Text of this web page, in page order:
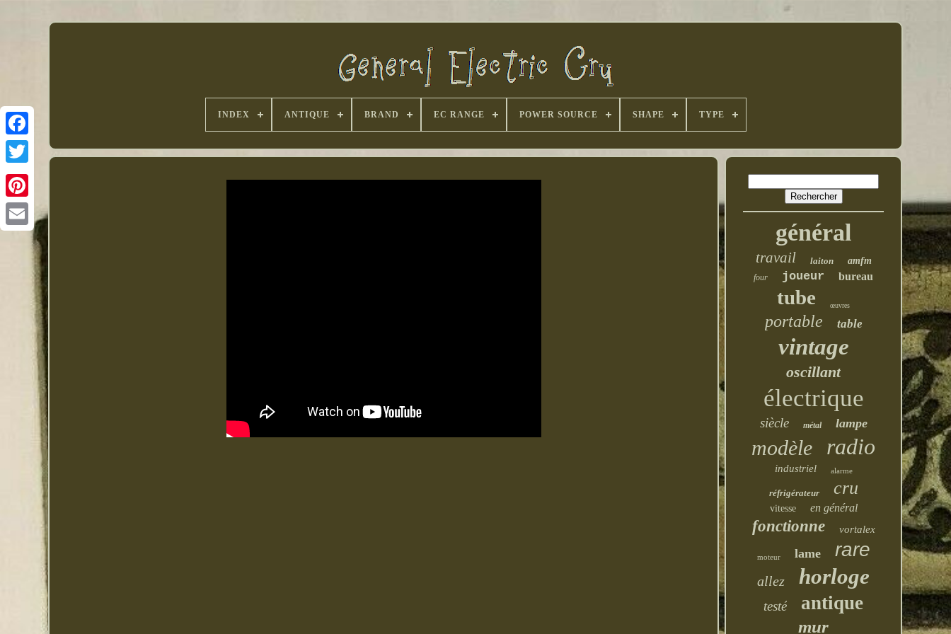
INDEX ANTIQUE BRAND EC RANGE POWER SOURCE SHAPE TYPE
général
travail laiton amfm
four joueur bureau
tube œuvres
portable table
vintage
oscillant
électrique
siècle métal lampe
modèle radio
industriel alarme
réfrigérateur cru
vitesse en général
fonctionne vortalex
moteur lame rare
allez horloge
testé antique
mur